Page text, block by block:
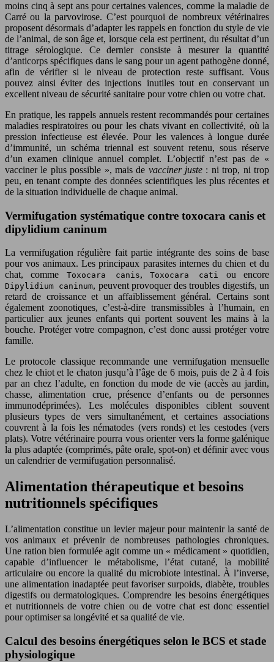
moins cinq à sept ans pour certaines valences, comme la maladie de
Carré ou la parvovirose. C’est pourquoi de nombreux vétérinaires
proposent désormais d’adapter les rappels en fonction du style de vie
de l’animal, de son âge et, lorsque cela est pertinent, du résultat d’un
titrage sérologique. Ce dernier consiste à mesurer la quantité
d’anticorps spécifiques dans le sang pour un agent pathogène donné,
afin de vérifier si le niveau de protection reste suffisant. Vous
pouvez ainsi éviter des injections inutiles tout en conservant un
excellent niveau de sécurité sanitaire pour votre chien ou votre chat.
En pratique, les rappels annuels restent recommandés pour certaines
maladies respiratoires ou pour les chats vivant en collectivité, où la
pression infectieuse est élevée. Pour les valences à longue durée
d’immunité, un schéma triennal est souvent retenu, sous réserve
d’un examen clinique annuel complet. L’objectif n’est pas de «
vacciner le plus possible », mais de vacciner juste : ni trop, ni trop
peu, en tenant compte des données scientifiques les plus récentes et
de la situation individuelle de chaque animal.
Vermifugation systématique contre toxocara canis et
dipylidium caninum
La vermifugation régulière fait partie intégrante des soins de base
pour vos animaux. Les principaux parasites internes du chien et du
chat, comme Toxocara canis,Toxocara cati ou encore
Dipylidium caninum, peuvent provoquer des troubles digestifs, un
retard de croissance et un affaiblissement général. Certains sont
également zoonotiques, c’est-à-dire transmissibles à l’humain, en
particulier aux jeunes enfants qui portent souvent les mains à la
bouche. Protéger votre compagnon, c’est donc aussi protéger votre
famille.
Le protocole classique recommande une vermifugation mensuelle
chez le chiot et le chaton jusqu’à l’âge de 6 mois, puis de 2 à 4 fois
par an chez l’adulte, en fonction du mode de vie (accès au jardin,
chasse, alimentation crue, présence d’enfants ou de personnes
immunodéprimées). Les molécules disponibles ciblent souvent
plusieurs types de vers simultanément, et certaines associations
couvrent à la fois les nématodes (vers ronds) et les cestodes (vers
plats). Votre vétérinaire pourra vous orienter vers la forme galénique
la plus adaptée (comprimés, pâte orale, spot-on) et définir avec vous
un calendrier de vermifugation personnalisé.
Alimentation thérapeutique et besoins
nutritionnels spécifiques
L’alimentation constitue un levier majeur pour maintenir la santé de
vos animaux et prévenir de nombreuses pathologies chroniques.
Une ration bien formulée agit comme un « médicament » quotidien,
capable d’influencer le métabolisme, l’état cutané, la mobilité
articulaire ou encore la qualité du microbiote intestinal. À l’inverse,
une alimentation inadaptée peut favoriser surpoids, diabète, troubles
digestifs ou dermatologiques. Comprendre les besoins énergétiques
et nutritionnels de votre chien ou de votre chat est donc essentiel
pour optimiser sa longévité et sa qualité de vie.
Calcul des besoins énergétiques selon le BCS et stade
physiologique